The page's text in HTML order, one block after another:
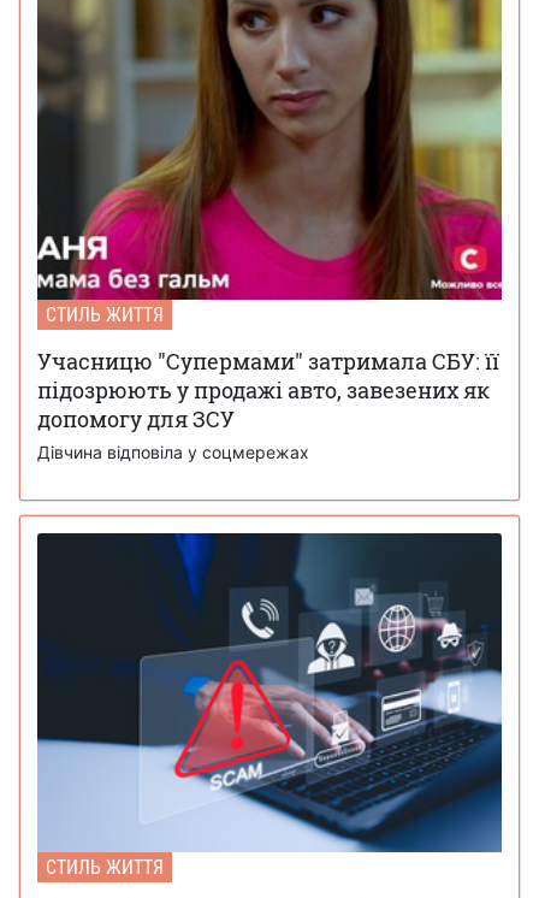
СТИЛЬ ЖИТТЯ
Учасницю "Супермами" затримала СБУ: її
підозрюють у продажі авто, завезених як
допомогу для ЗСУ
Дівчина відповіла у соцмережах
СТИЛЬ ЖИТТЯ